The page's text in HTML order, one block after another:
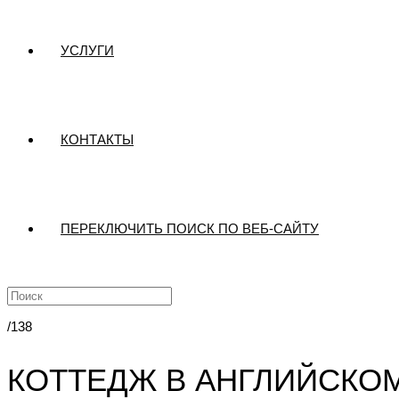
УСЛУГИ
КОНТАКТЫ
ПЕРЕКЛЮЧИТЬ ПОИСК ПО ВЕБ-САЙТУ
/138
КОТТЕДЖ В